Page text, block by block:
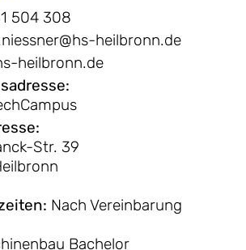
504 308
heilbronn.de
heilbronn.de
:
:
Str. 39
: Nach Vereinbarung
Bachelor